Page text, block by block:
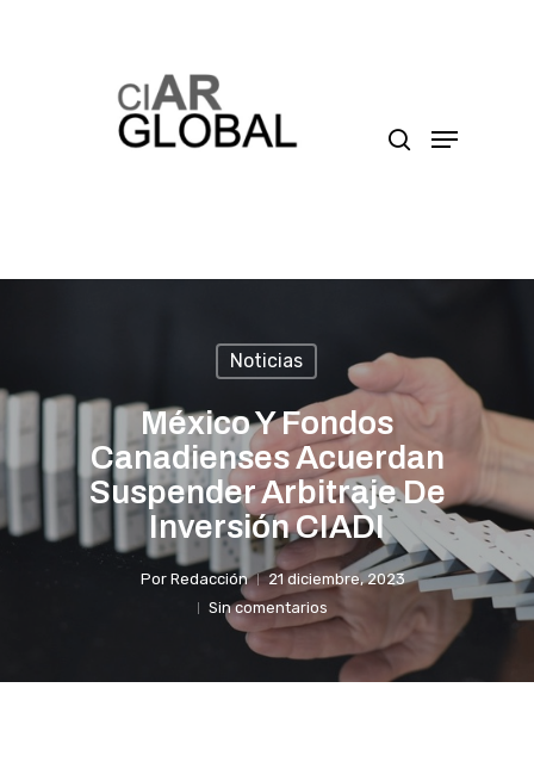
Presione enter para buscar o ESC para cerrar
Noticias
México Y Fondos
Canadienses Acuerdan
Suspender Arbitraje De
Inversión CIADI
Por Redacción
21 diciembre, 2023
Sin comentarios